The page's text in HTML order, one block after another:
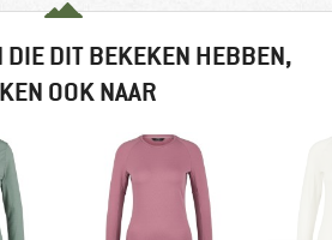
DIE DIT BEKEKEN HEBBEN,
OOK NAAR